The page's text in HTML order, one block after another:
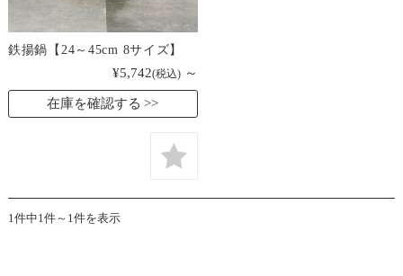
鉄揚鍋【24～45cm 8サイズ】
¥5,742(税込) ～
在庫を確認する
1件中1件～1件を表示